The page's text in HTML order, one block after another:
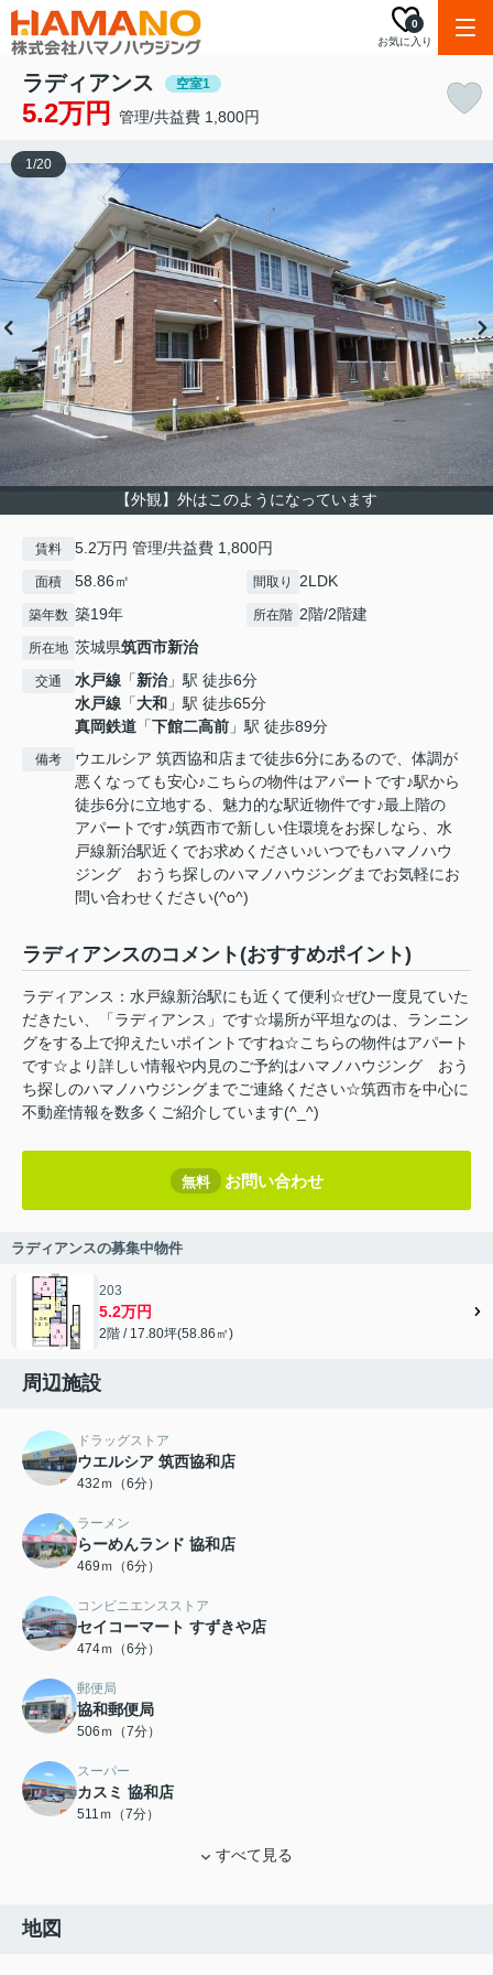
お気に入り
0
ラディアンス 空室1
5.2万円 管理/共益費 1,800円
【外観】外はこのようになっています
1/20
賃料 5.2万円 管理/共益費 1,800円
面積 58.86㎡ 間取り 2LDK
築年数 築19年 所在階 2階/2階建
所在地 茨城県筑西市新治
交通 水戸線 「新治」駅 徒歩6分
水戸線 「大和 」駅 徒歩65分
真岡鉄道 「下館二高前 」駅 徒歩89分
備考
ウエルシア 筑西協和店まで徒歩6分にあるので、体調が
悪くなっても安心♪こちらの物件はアパートです♪駅から
徒歩6分に立地する、魅力的な駅近物件です♪最上階の
アパートです♪筑西市で新しい住環境をお探しなら、水
戸線新治駅近くでお求めください♪いつでもハマノハウ
ジング おうち探しのハマノハウジングまでお気軽にお
問い合わせください(^o^)
ラディアンスのコメント(おすすめポイント)
ラディアンス：水戸線新治駅にも近くて便利☆ぜひ一度見ていた
だきたい、「ラディアンス」です☆場所が平坦なのは、ランニン
グをする上で抑えたいポイントですね☆こちらの物件はアパート
です☆より詳しい情報や内見のご予約はハマノハウジング おう
ち探しのハマノハウジングまでご連絡ください☆筑西市を中心に
不動産情報を数多くご紹介しています(^_^)
無料 お問い合わせ
ラディアンスの募集中物件
203
5.2万円
2階 / 17.80坪(58.86㎡)
周辺施設
ドラッグストア
ウエルシア 筑西協和店
432ｍ（6分）
ラーメン
らーめんランド 協和店
469ｍ（6分）
コンビニエンスストア
セイコーマート すずきや店
474ｍ（6分）
郵便局
協和郵便局
506ｍ（7分）
スーパー
カスミ 協和店
511ｍ（7分）
すべて見る
地図